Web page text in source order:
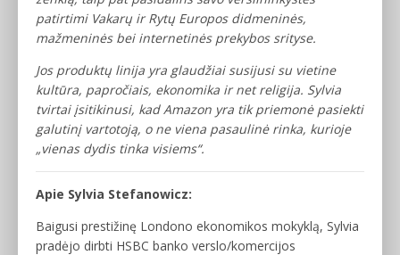
patirtimi Vakarų ir Rytų Europos didmeninės,
mažmeninės bei internetinės prekybos srityse.
Jos produktų linija yra glaudžiai susijusi su vietine
kultūra, papročiais, ekonomika ir net religija. Sylvia
tvirtai įsitikinusi, kad Amazon yra tik priemonė pasiekti
galutinį vartotoją, o ne viena pasaulinė rinka, kurioje
„vienas dydis tinka visiems“.
Apie Sylvia Stefanowicz:
Baigusi prestižinę Londono ekonomikos mokyklą, Sylvia
pradėjo dirbti HSBC banko verslo/komercijos